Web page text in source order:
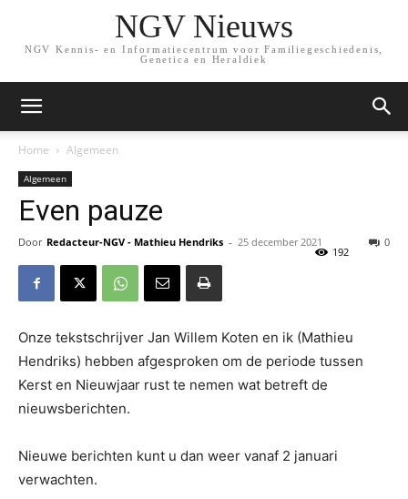
NGV Nieuws
NGV Kennis- en Informatiecentrum voor Familiegeschiedenis,
Genetica en Heraldiek
Home Algemeen
Algemeen
Even pauze
Door Redacteur-NGV - Mathieu Hendriks - 25 december 2021 0
192
Onze tekstschrijver Jan Willem Koten en ik (Mathieu
Hendriks) hebben afgesproken om de periode tussen
Kerst en Nieuwjaar rust te nemen wat betreft de
nieuwsberichten.
Nieuwe berichten kunt u dan weer vanaf 2 januari
verwachten.